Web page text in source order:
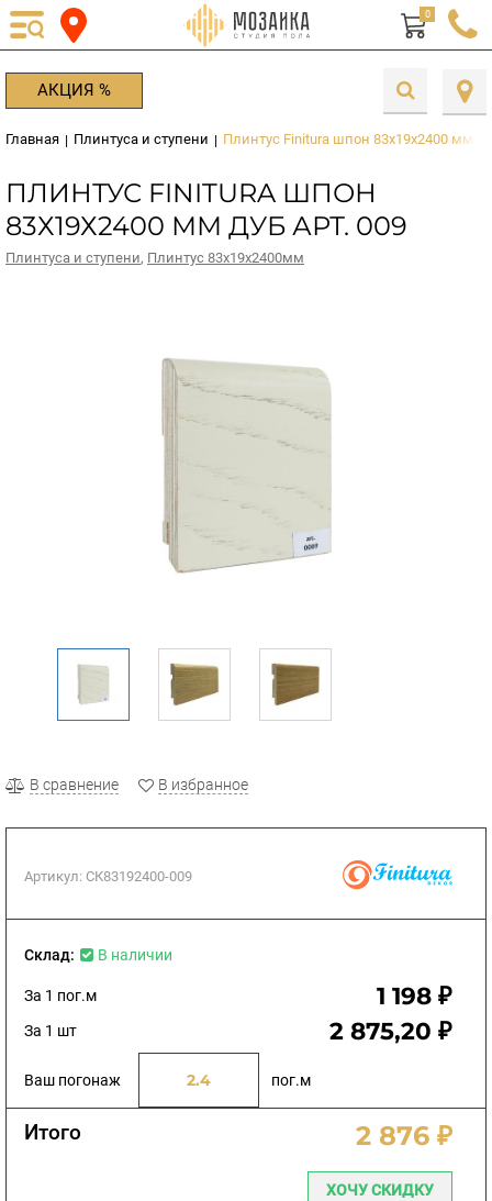
0
АКЦИЯ %
Главная | Плинтуса и ступени | Плинтус Finitura шпон 83х19х2400 мм
ПЛИНТУС FINITURA ШПОН
83Х19Х2400 ММ ДУБ АРТ. 009
Плинтуса и ступени, Плинтус 83х19х2400мм
В сравнение В избранное
Артикул: СК83192400-009
Склад: В наличии
За 1 пог.м 1 198 ₽
За 1 шт 2 875,20 ₽
Ваш погонаж пог.м
Итого 2 876 ₽
ХОЧУ СКИДКУ